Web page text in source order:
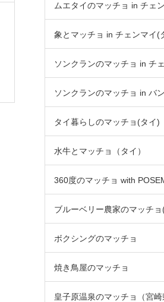
イ)
ムエタイのマッチョ in チェ
象とマッチョ in チェンマイ(
ソンクランのマッチョ in チ
ソンクランのマッチョ in バ
タイ暮らしのマッチョ(タイ)
水牛とマッチョ（タイ）
360度のマッチョ with
ブルーベリー農家のマッチ
るよ)
ボクシングのマッチョ
焼き鳥屋のマッチョ
皇子原温泉のマッチョ（宮崎